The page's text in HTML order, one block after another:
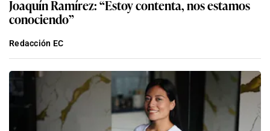
Joaquín Ramírez: “Estoy contenta, nos estamos
conociendo”
Redacción EC